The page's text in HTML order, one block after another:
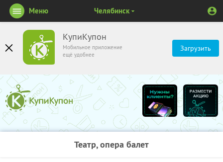
КупиКупон
Мобильное приложение
ещё удобнее
Загрузить
Меню Челябинск
Театр, опера балет